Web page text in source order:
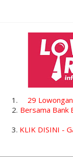
29
Bersama Bank
KLIK DISINI -